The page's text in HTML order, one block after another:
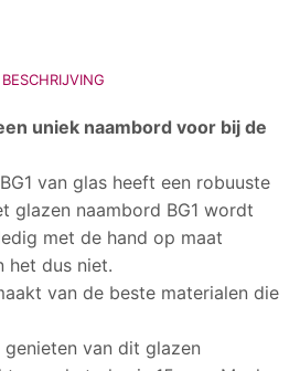
BESCHRIJVING
uniek naambord voor bij de
van glas heeft een robuuste
glazen naambord BG1 wordt
met de hand op maat
het dus niet.
van de beste materialen die
van dit glazen